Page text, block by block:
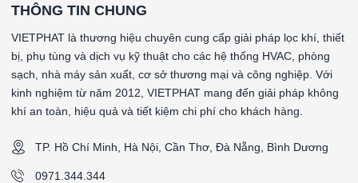
THÔNG TIN CHUNG
VIETPHAT là thương hiệu chuyên cung cấp giải pháp lọc khí, thiết
bị, phụ tùng và dịch vụ kỹ thuật cho các hệ thống HVAC, phòng
sạch, nhà máy sản xuất, cơ sở thương mại và công nghiệp. Với
kinh nghiệm từ năm 2012, VIETPHAT mang đến giải pháp không
khí an toàn, hiệu quả và tiết kiệm chi phí cho khách hàng.
TP. Hồ Chí Minh, Hà Nội, Cần Thơ, Đà Nẵng, Bình Dương
0971.344.344